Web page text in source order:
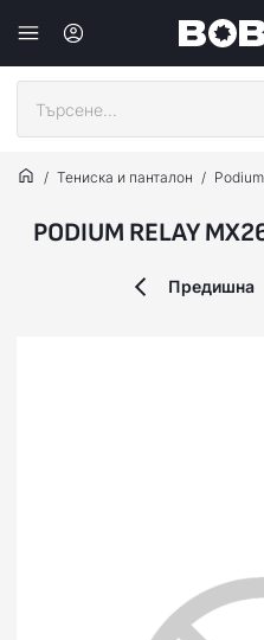
Тениска и панталон
PODIUM RELAY
Предишна